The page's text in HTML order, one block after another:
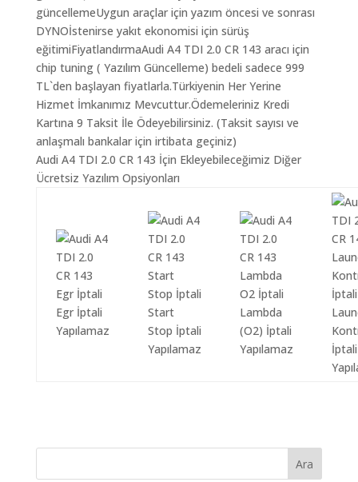
güncellemeUygun araçlar için yazım öncesi ve sonrası
DYNOİstenirse yakıt ekonomisi için sürüş
eğitimiFiyatlandırmaAudi A4 TDI 2.0 CR 143 aracı için
chip tuning ( Yazılım Güncelleme) bedeli sadece 999
TL`den başlayan fiyatlarla.Türkiyenin Her Yerine
Hizmet İmkanımız Mevcuttur.Ödemeleriniz Kredi
Kartına 9 Taksit İle Ödeyebilirsiniz. (Taksit sayısı ve
anlaşmalı bankalar için irtibata geçiniz)
Audi A4 TDI 2.0 CR 143 İçin Ekleyebileceğimiz Diğer
Ücretsiz Yazılım Opsiyonları
Egr İptali
Yapılamaz
Start
Stop İptali
Yapılamaz
Lambda
(O2) İptali
Yapılamaz
İptali
Ara